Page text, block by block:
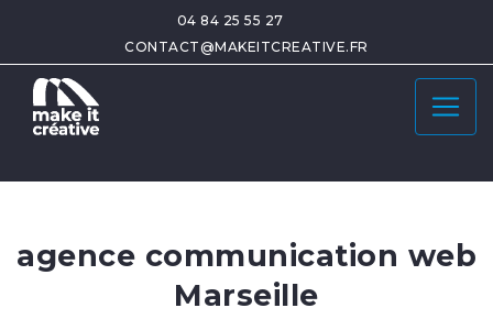
04 84 25 55 27
CONTACT@MAKEITCREATIVE.FR
agence communication web
Marseille